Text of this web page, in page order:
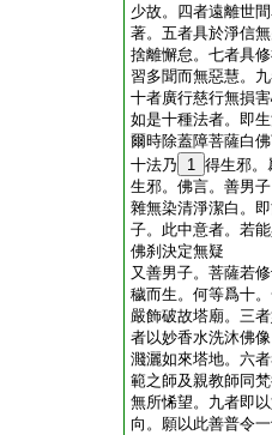
少故。四者遠離世
著。五者具於淨信
捨離懈怠。七者具
習多聞而無惡慧。
十者廣行慈行無損
如是十種法者。即
爾時除蓋障菩薩白
十法乃
1 得生邪。
生邪。佛言。善男
雜無染清淨潔白。
子。此中意者。若
佛刹決定無疑
又善男子。菩薩若
穢而生。何等爲十
嚴飾破故塔廟。三
者以妙香水洗沐佛
濺灑如來塔地。六
範之師及親教師同
無所悕望。九者即
向。願以此善普令